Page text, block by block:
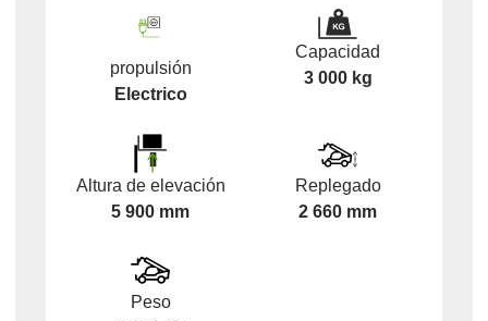
propulsión
Electrico
Capacidad
3 000 kg
Altura de elevación
5 900 mm
Replegado
2 660 mm
Peso